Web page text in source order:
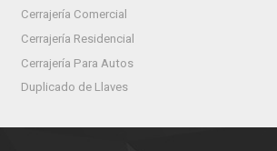
Cerrajería Comercial
Cerrajería Residencial
Cerrajería Para Autos
Duplicado de Llaves